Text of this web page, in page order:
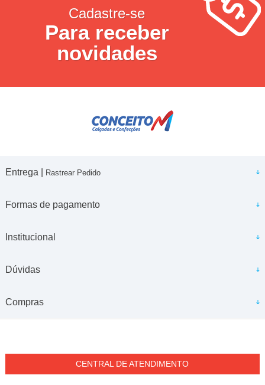
Cadastre-se
Para receber
novidades
Entrega | Rastrear Pedido
Formas de pagamento
Institucional
Dúvidas
Compras
CENTRAL DE ATENDIMENTO